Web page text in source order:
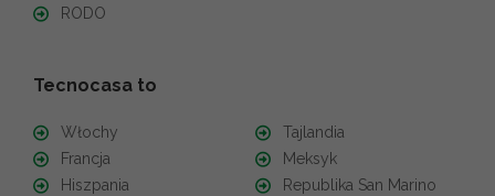
RODO
Tecnocasa to
Włochy
Francja
Hiszpania
Tajlandia
Meksyk
Republika San Marino